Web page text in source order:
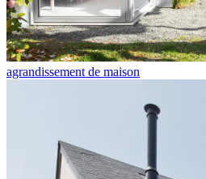
agrandissement de maison